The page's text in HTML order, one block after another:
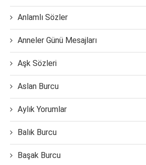
Anlamlı Sözler
Anneler Günü Mesajları
Aşk Sözleri
Aslan Burcu
Aylık Yorumlar
Balık Burcu
Başak Burcu